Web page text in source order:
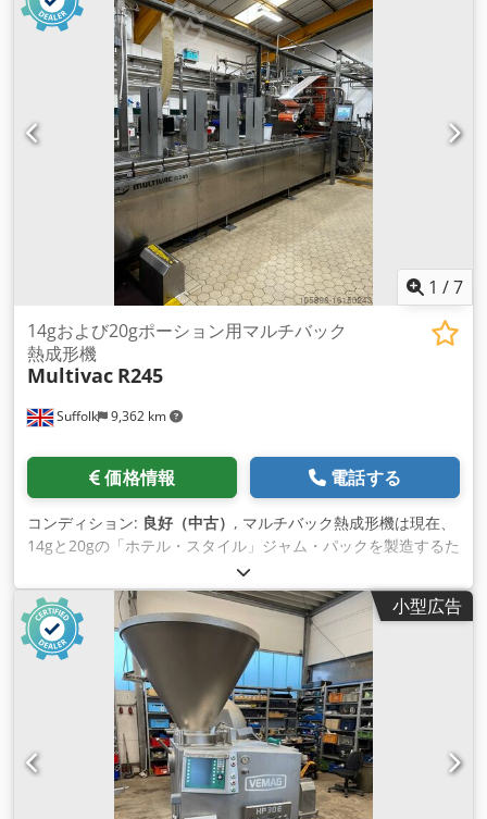
1 /7
Suffolk 9,362 km
14gおよび20gポーション用マルチバック
熱成形機
Multivac R245
価格情報 電話する
コンディション: 良好（中古） , マルチバック熱成形機は現在、
14gと20gの「ホテル・スタイル」ジャム・パックを製造するた
めにセットアップされている。1サイクル で32ポーション。ア
イスキューブ、ソースパック、ケチャップ、ストック等の製造
にも使用可能。M&P 32ヘッドフィラーとエンド・オブ・ライ
ン・トレイ・ラッパーを備えたラインとして供給することも可
能です（有料）。 Csdetp N Ddopfx An Ejha
小型広告